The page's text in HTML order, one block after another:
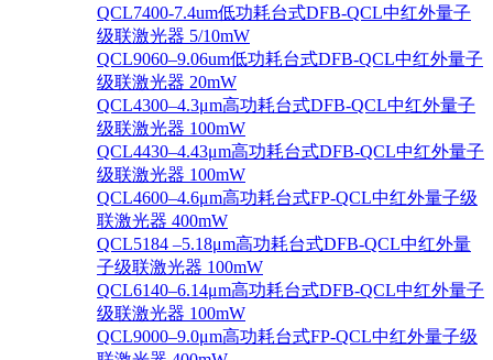
QCL7400-7.4um低功耗台式DFB-QCL中红外量子
级联激光器 5/10mW
QCL9060–9.06um低功耗台式DFB-QCL中红外量子
级联激光器 20mW
QCL4300–4.3μm高功耗台式DFB-QCL中红外量子
级联激光器 100mW
QCL4430–4.43μm高功耗台式DFB-QCL中红外量子
级联激光器 100mW
QCL4600–4.6μm高功耗台式FP-QCL中红外量子级
联激光器 400mW
QCL5184 –5.18μm高功耗台式DFB-QCL中红外量
子级联激光器 100mW
QCL6140–6.14μm高功耗台式DFB-QCL中红外量子
级联激光器 100mW
QCL9000–9.0μm高功耗台式FP-QCL中红外量子级